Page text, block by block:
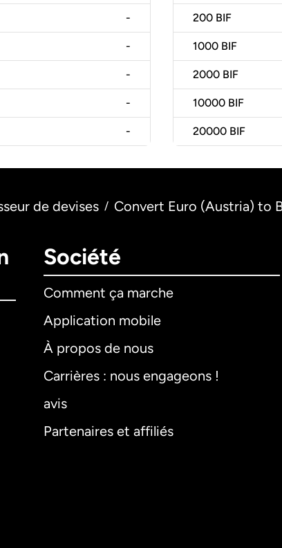
-
-
-
-
-
200 BIF
1000 BIF
2000 BIF
10000 BIF
20000 BIF
de devises / Convert Euro (Austria) to
Société
Comment ça marche
Application mobile
À propos de nous
Carrières : nous engageons !
avis
Partenaires et affiliés